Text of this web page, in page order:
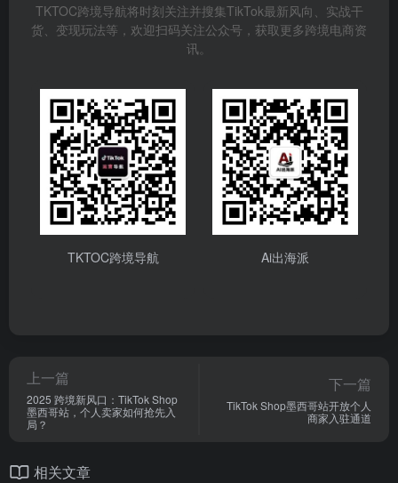
TKTOC跨境导航将时刻关注并搜集TikTok最新风向、实战干
货、变现玩法等，欢迎扫码关注公众号，获取更多跨境电商资
讯。
TKTOC跨境导航 Ai出海派
上一篇
2025 跨境新风口：TikTok Shop
墨西哥站，个人卖家如何抢先入
局？
下一篇
TikTok Shop墨西哥站开放个人
商家入驻通道
相关文章